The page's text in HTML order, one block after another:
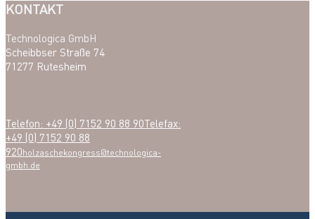
KONTAKT
Technologica GmbH
Scheibbser Straße 74
71277 Rutesheim
Telefon: +49 (0) 7152 90 88 90Telefax:
+49 (0) 7152 90 88
920holzaschekongress@technologica-
gmbh.de